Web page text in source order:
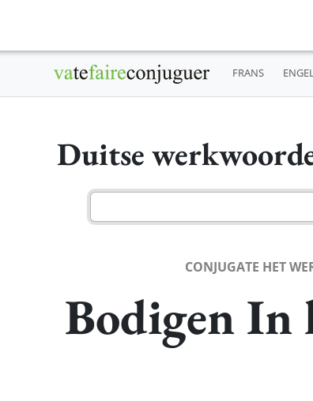
FRANS
Duitse
CONJUGATE HET
Bodigen In